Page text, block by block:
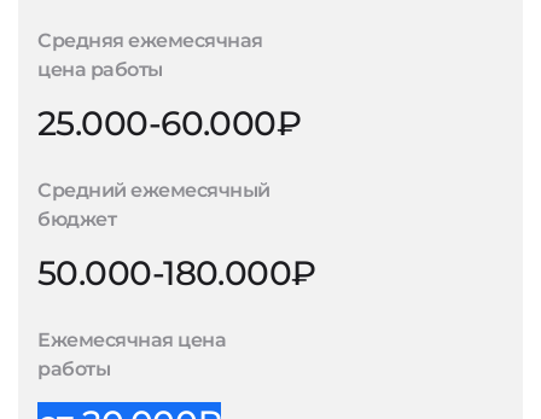
Средняя ежемесячная
цена работы
25.000-60.000₽
Средний ежемесячный
бюджет
50.000-180.000₽
Ежемесячная цена
работы